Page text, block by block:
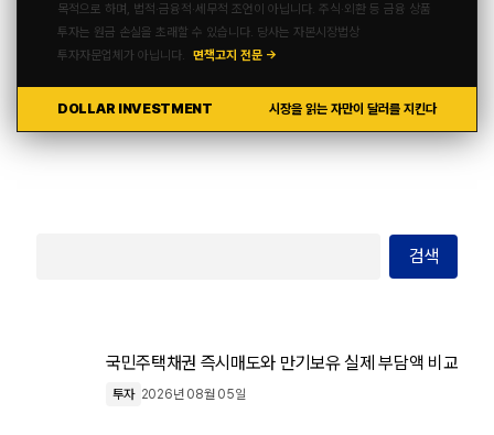
목적으로 하며, 법적·금융적·세무적 조언이 아닙니다. 주식·외환 등 금융 상품
투자는 원금 손실을 초래할 수 있습니다. 당사는 자본시장법상
투자자문업체가 아닙니다. 면책고지 전문 →
DOLLAR INVESTMENT 시장을 읽는 자만이 달러를 지킨다
검색
국민주택채권 즉시매도와 만기보유 실제 부담액 비교
투자 2026년 08월 05일